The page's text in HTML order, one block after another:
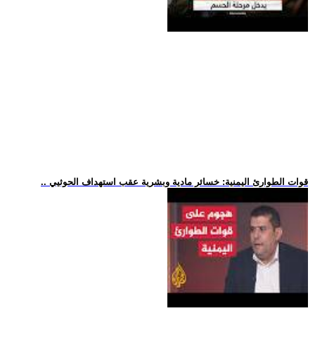
.. قوات الطوارئ اليمنية: خسائر مادية وبشرية عقب استهداف الحوثيي